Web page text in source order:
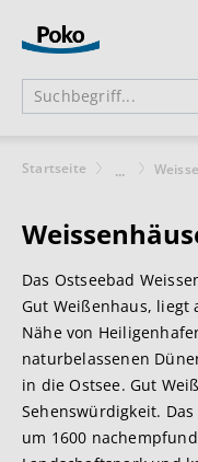
Startseite ...
Das Ostseebad
Gut Weißenhaus,
Nähe von
naturbelassenen
in die Ostsee. Gut
Sehenswürdigkeit.
um 1600